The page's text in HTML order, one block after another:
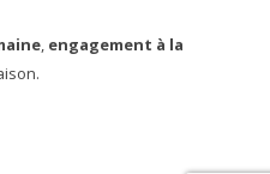
, engagement à la